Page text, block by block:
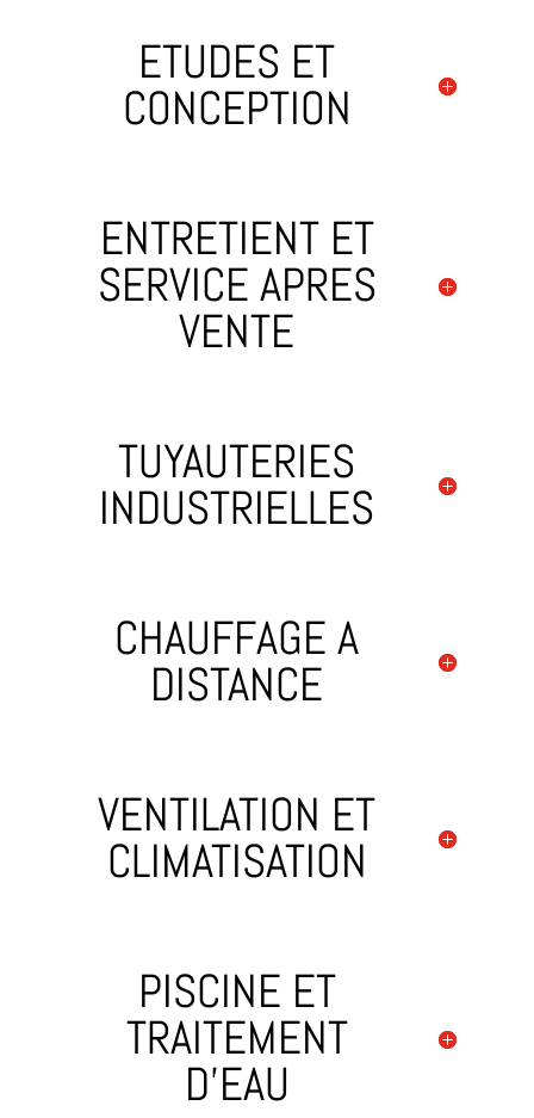
ETUDES ET
CONCEPTION
ENTRETIENT ET
SERVICE APRES
VENTE
TUYAUTERIES
INDUSTRIELLES
CHAUFFAGE A
DISTANCE
VENTILATION ET
CLIMATISATION
PISCINE ET
TRAITEMENT
D'EAU